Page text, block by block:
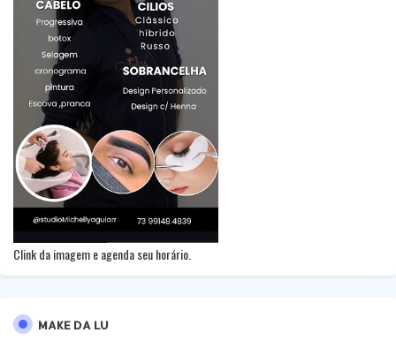
Clink da imagem e agenda seu horário.
MAKE DA LU